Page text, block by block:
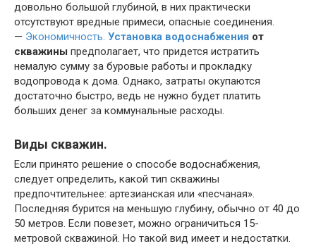
довольно большой глубиной, в них практически
отсутствуют вредные примеси, опасные соединения.
— Экономичность. Установка водоснабжения от
скважины предполагает, что придется истратить
немалую сумму за буровые работы и прокладку
водопровода к дома. Однако, затраты окупаются
достаточно быстро, ведь не нужно будет платить
больших денег за коммунальные расходы.
Виды скважин.
Если принято решение о способе водоснабжения,
следует определить, какой тип скважины
предпочтительнее: артезианская или «песчаная».
Последняя бурится на меньшую глубину, обычно от 40 до
50 метров. Если повезет, можно ограничиться 15-
метровой скважиной. Но такой вид имеет и недостатки.